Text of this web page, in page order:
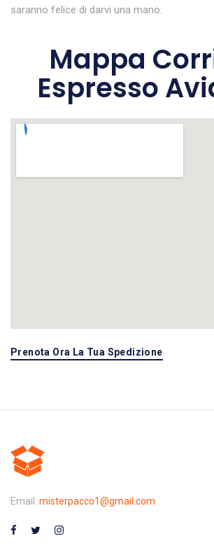
saranno felice di darvi una mano.
Mappa
Espresso
Prenota Ora La Tua Spedizione
Email: misterpacco1@gmail.com